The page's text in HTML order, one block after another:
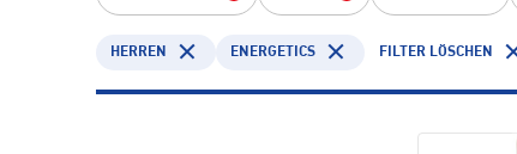
HERREN ENERGETICS FILTER LÖSCHEN